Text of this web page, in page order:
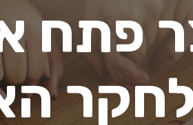
פתח